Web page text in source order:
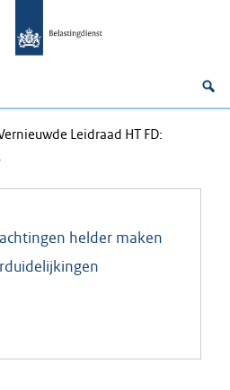
Leidraad HT FD:
helder maken